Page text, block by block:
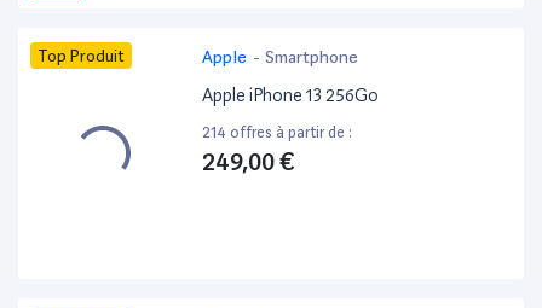
Top Produit Apple - Smartphone
Apple iPhone 13 256Go
214 offres à partir de :
249,00 €